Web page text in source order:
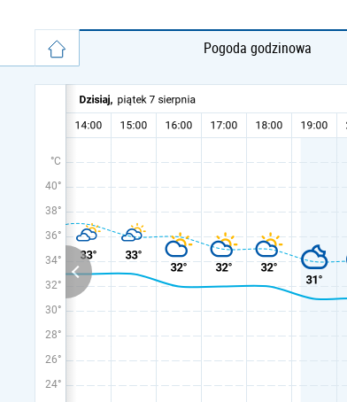
Pogoda godzinowa
°C
40°
38°
36°
34°
32°
30°
28°
26°
24°